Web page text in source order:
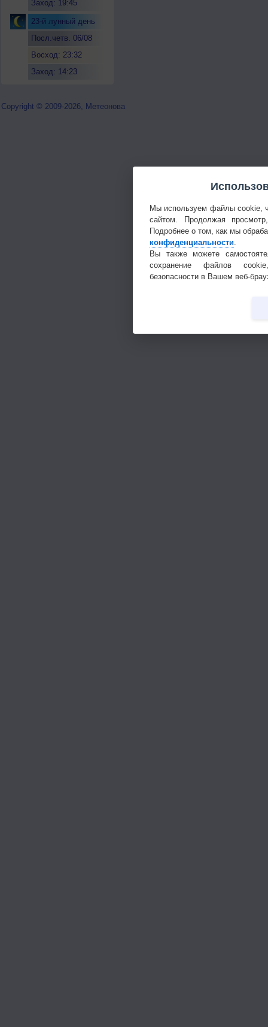
Заход: 19:45
23-й лунный день
Посл.четв. 06/08
Восход: 23:32
Заход: 14:23
Copyright © 2009-2026, Метеонова
Мы используем файлы cookie,
сайтом. Продолжая
Подробнее о том, как мы
конфиденциальности
Вы также можете
сохранение файлов
безопасности в Вашем веб-